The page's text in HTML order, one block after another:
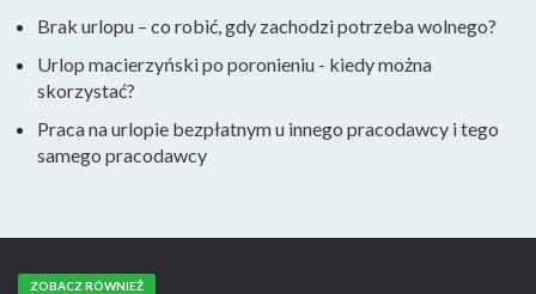
Brak urlopu – co robić, gdy zachodzi potrzeba wolnego?
Urlop macierzyński po poronieniu - kiedy można
skorzystać?
Praca na urlopie bezpłatnym u innego pracodawcy i tego
samego pracodawcy
ZOBACZ RÓWNIEŻ